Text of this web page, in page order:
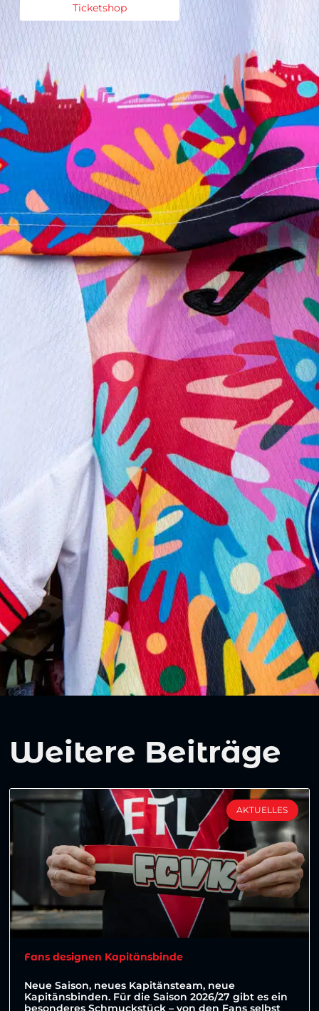
Ticketshop
Weitere Beiträge
AKTUELLES
Fans designen Kapitänsbinde
Neue Saison, neues Kapitänsteam, neue
Kapitänsbinden. Für die Saison 2026/27 gibt es ein
besonderes Schmuckstück – von den Fans selbst